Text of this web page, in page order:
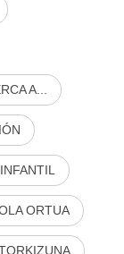
A...
ORTUA